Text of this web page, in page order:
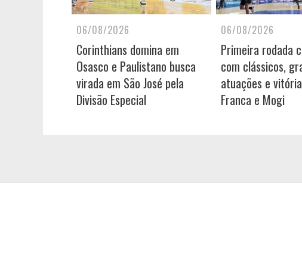
06/08/2026
Corinthians domina em
Osasco e Paulistano busca
virada em São José pela
Divisão Especial
06/08/2026
Primeira rodada
com clássicos,
atuações e
Franca e Mogi